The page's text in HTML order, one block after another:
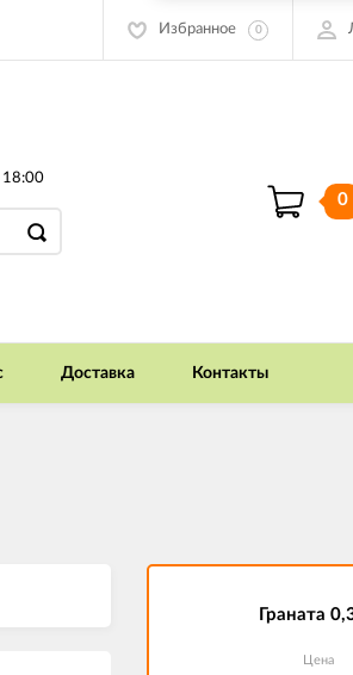
Избранное 0
18:00
0
Доставка Контакты
Граната
Цена